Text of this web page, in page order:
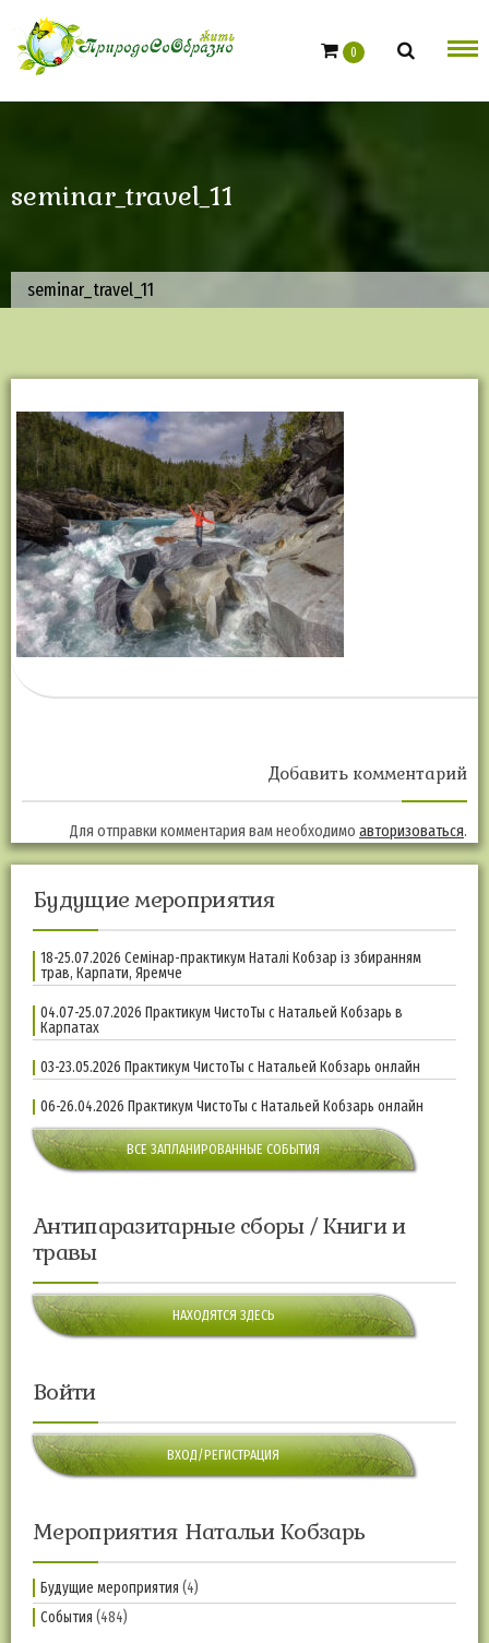
content
0
seminar_travel_11
seminar_travel_11
Добавить комментарий
Для отправки комментария вам необходимо авторизоваться.
Будущие мероприятия
18-25.07.2026 Семінар-практикум Наталі Кобзар із збиранням
трав, Карпати, Яремче
04.07-25.07.2026 Практикум ЧистоТы с Натальей Кобзарь в
Карпатах
03-23.05.2026 Практикум ЧистоТы с Натальей Кобзарь онлайн
06-26.04.2026 Практикум ЧистоТы с Натальей Кобзарь онлайн
ВСЕ ЗАПЛАНИРОВАННЫЕ СОБЫТИЯ
Антипаразитарные сборы / Книги и
травы
НАХОДЯТСЯ ЗДЕСЬ
Войти
ВХОД/РЕГИСТРАЦИЯ
Мероприятия Натальи Кобзарь
Будущие мероприятия (4)
События (484)